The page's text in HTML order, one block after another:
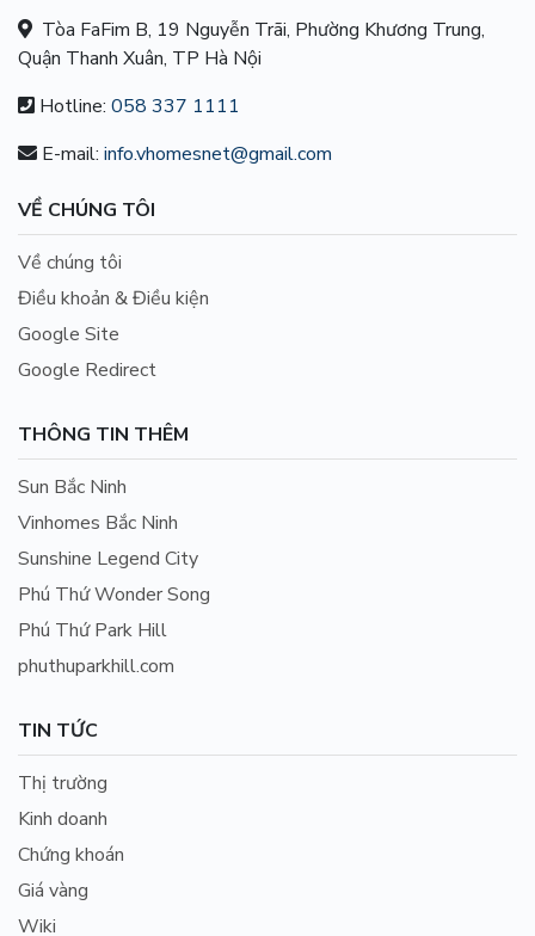
Tòa FaFim B, 19 Nguyễn Trãi, Phường Khương Trung,
Quận Thanh Xuân, TP Hà Nội
Hotline: 058 337 1111
E-mail: info.vhomesnet@gmail.com
VỀ CHÚNG TÔI
Về chúng tôi
Điều khoản & Điều kiện
Google Site
Google Redirect
THÔNG TIN THÊM
Sun Bắc Ninh
Vinhomes Bắc Ninh
Sunshine Legend City
Phú Thứ Wonder Song
Phú Thứ Park Hill
phuthuparkhill.com
TIN TỨC
Thị trường
Kinh doanh
Chứng khoán
Giá vàng
Wiki